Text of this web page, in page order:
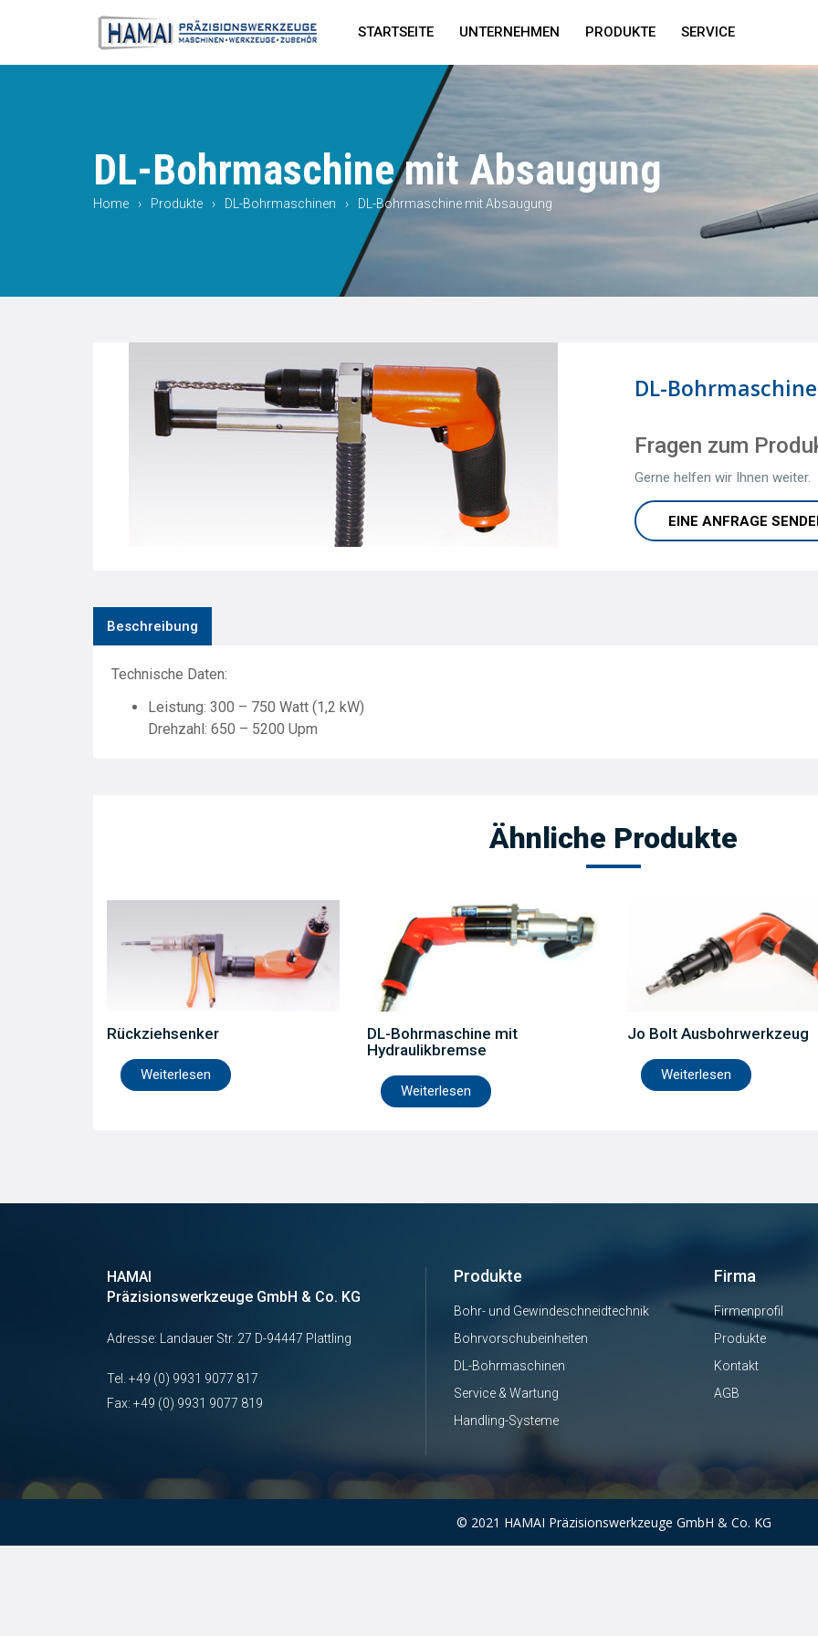
content
STARTSEITE UNTERNEHMEN PRODUKTE SERVICE
DL-Bohrmaschine mit Absaugung
Home › Produkte › DL-Bohrmaschinen › DL-Bohrmaschine mit Absaugung
DL-
Fragen zum
Gerne helfen wir Ihnen weiter.
EINE ANFRAGE
Beschreibung
Technische Daten:
Leistung: 300 – 750 Watt (1,2 kW)
Drehzahl: 650 – 5200 Upm
Ähnliche Produkte
Rückziehsenker
Weiterlesen
DL-Bohrmaschine mit
Hydraulikbremse
Weiterlesen
Jo Bolt Ausbohrwerkzeug
Weiterlesen
HAMAI
Präzisionswerkzeuge GmbH & Co. KG
Adresse: Landauer Str. 27 D-94447 Plattling
Tel. +49 (0) 9931 9077 817
Fax: +49 (0) 9931 9077 819
Produkte
Bohr- und Gewindeschneidtechnik
Bohrvorschubeinheiten
DL-Bohrmaschinen
Service & Wartung
Handling-Systeme
Firma
Firmenprofil
Produkte
Kontakt
AGB
© 2021 HAMAI Präzisionswerkzeuge GmbH & Co. KG